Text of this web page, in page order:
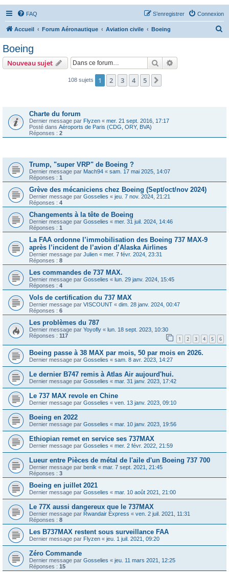
FAQ Connexion
S’enregistrer
Accueil Forum Aéronautique Aviation civile Boeing
r
Boeing
Nouveau sujet Rechercher
108 sujets 1 2 3 4 5
Charte du forum
Dernier message par Flyzen « mer. 21 sept. 2016, 17:17
Posté dans Aéroports de Paris (CDG, ORY, BVA)
Réponses : 2
Trump, "super VRP" de Boeing ?
Dernier message par Mach94 « sam. 17 mai 2025, 14:07
Réponses : 1
Grève des mécaniciens chez Boeing (Sept/oct/nov 2024)
Dernier message par Gosselies « jeu. 7 nov. 2024, 21:21
Réponses : 4
Changements à la tête de Boeing
Dernier message par Gosselies « mer. 31 juil. 2024, 14:46
Réponses : 1
La FAA ordonne l’immobilisation des Boeing 737 MAX-9
après l’incident de l’avion d’Alaska Airlines
Dernier message par Julien « mer. 7 févr. 2024, 23:31
Réponses : 8
Les commandes de 737 MAX.
Dernier message par Gosselies « lun. 29 janv. 2024, 15:45
Réponses : 4
Vols de certification du 737 MAX
Dernier message par VISCOUNT « dim. 28 janv. 2024, 00:47
Réponses : 6
Les problèmes du 787
Dernier message par Yoyofly « lun. 18 sept. 2023, 10:30
Réponses : 117 1 2 3 4 5 6
Boeing passe à 38 MAX par mois, 50 par mois en 2026.
Dernier message par Gosselies « sam. 8 avr. 2023, 14:27
Le dernier B747 remis à Atlas Air aujourd'hui.
Dernier message par Gosselies « mar. 31 janv. 2023, 17:42
Le 737 MAX revole en Chine
Dernier message par Gosselies « ven. 13 janv. 2023, 09:10
Boeing en 2022
Dernier message par Gosselies « mar. 10 janv. 2023, 19:56
Ethiopian remet en service ses 737MAX
Dernier message par Gosselies « mer. 2 févr. 2022, 21:59
Lueur entre Pièces de métal de l'aile d'un Boeing 737 700
Dernier message par benlk « mar. 7 sept. 2021, 21:45
Réponses : 3
Boeing en juillet 2021
Dernier message par Gosselies « mar. 10 août 2021, 21:00
Le 77X aussi dangereux que le 737MAX
Dernier message par Rwandair Express « ven. 2 juil. 2021, 11:31
Réponses : 8
Les B737MAX restent sous surveillance FAA
Dernier message par Flyzen « jeu. 1 juil. 2021, 09:20
Zéro Commande
Dernier message par Gosselies « jeu. 11 mars 2021, 12:25
Réponses : 15